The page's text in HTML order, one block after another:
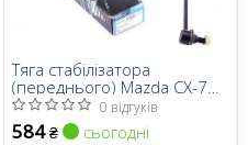
Тяга стабілізатора
(переднього) Mazda CX-7
12-/Kia Sportage 10- (L=270
мм)
0 відгуків
584₴ сьогодні